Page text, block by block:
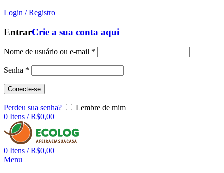
Login / Registro
EntrarCrie a sua conta aqui
Nome de usuário ou e-mail *
Senha *
Conecte-se
Perdeu sua senha?
Lembre de mim
0 Itens / R$0,00
0 Itens / R$0,00
Menu